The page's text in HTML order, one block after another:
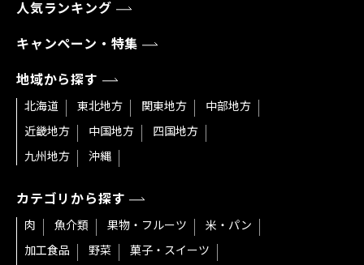
人気ランキング
キャンペーン・特集
地域から探す
北海道 東北地方 関東地方
中部地方
近畿地方
中国地方
四国地方
九州地方
沖縄
カテゴリから探す
肉 魚介類 果物・フルーツ
米・パン
加工食品
野菜
菓子・スイーツ